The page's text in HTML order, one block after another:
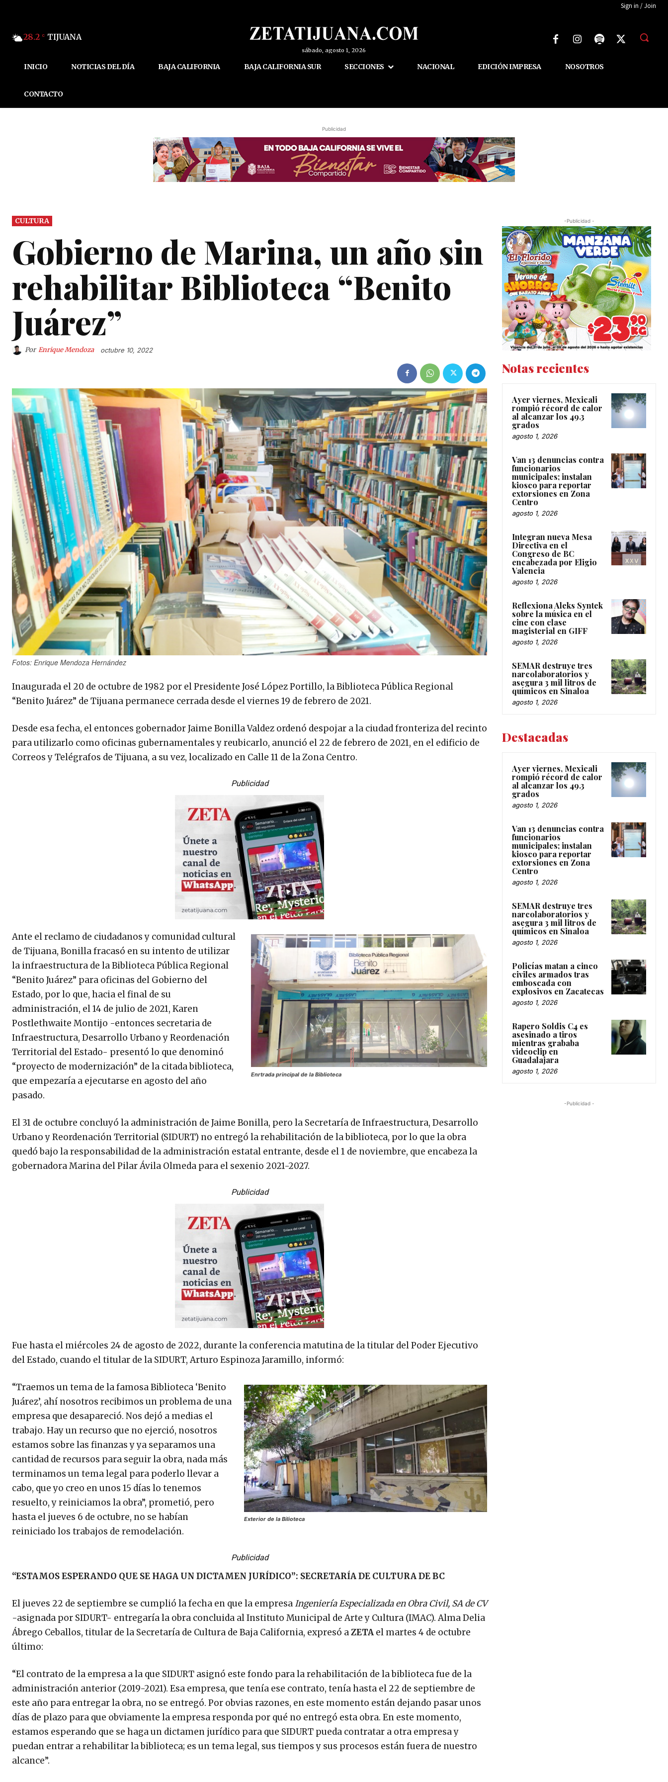
Sign in / Join
28.2 C TIJUANA
sábado, agosto 1, 2026
INICIO NOTICIAS DEL DÍA BAJA CALIFORNIA BAJA CALIFORNIA SUR SECCIONES NACIONAL EDICIÓN IMPRESA NOSOTROS
CONTACTO
Publicidad
CULTURA
Gobierno de Marina, un año sin
rehabilitar Biblioteca “Benito
Juárez”
Por Enrique Mendoza octubre 10, 2022
Fotos: Enrique Mendoza Hernández
Inaugurada el 20 de octubre de 1982 por el Presidente José López Portillo, la Biblioteca Pública Regional
“Benito Juárez” de Tijuana permanece cerrada desde el viernes 19 de febrero de 2021.
Desde esa fecha, el entonces gobernador Jaime Bonilla Valdez ordenó despojar a la ciudad fronteriza del recinto
para utilizarlo como oficinas gubernamentales y reubicarlo, anunció el 22 de febrero de 2021, en el edificio de
Correos y Telégrafos de Tijuana, a su vez, localizado en Calle 11 de la Zona Centro.
Publicidad
Enrtrada principal de la Biblioteca
Ante el reclamo de ciudadanos y comunidad cultural
de Tijuana, Bonilla fracasó en su intento de utilizar
la infraestructura de la Biblioteca Pública Regional
“Benito Juárez” para oficinas del Gobierno del
Estado, por lo que, hacia el final de su
administración, el 14 de julio de 2021, Karen
Postlethwaite Montijo -entonces secretaria de
Infraestructura, Desarrollo Urbano y Reordenación
Territorial del Estado- presentó lo que denominó
“proyecto de modernización” de la citada biblioteca,
que empezaría a ejecutarse en agosto del año
pasado.
El 31 de octubre concluyó la administración de Jaime Bonilla, pero la Secretaría de Infraestructura, Desarrollo
Urbano y Reordenación Territorial (SIDURT) no entregó la rehabilitación de la biblioteca, por lo que la obra
quedó bajo la responsabilidad de la administración estatal entrante, desde el 1 de noviembre, que encabeza la
gobernadora Marina del Pilar Ávila Olmeda para el sexenio 2021-2027.
Publicidad
Fue hasta el miércoles 24 de agosto de 2022, durante la conferencia matutina de la titular del Poder Ejecutivo
del Estado, cuando el titular de la SIDURT, Arturo Espinoza Jaramillo, informó:
Exterior de la Bilioteca
“Traemos un tema de la famosa Biblioteca ‘Benito
Juárez’, ahí nosotros recibimos un problema de una
empresa que desapareció. Nos dejó a medias el
trabajo. Hay un recurso que no ejerció, nosotros
estamos sobre las finanzas y ya separamos una
cantidad de recursos para seguir la obra, nada más
terminamos un tema legal para poderlo llevar a
cabo, que yo creo en unos 15 días lo tenemos
resuelto, y reiniciamos la obra”, prometió, pero
hasta el jueves 6 de octubre, no se habían
reiniciado los trabajos de remodelación.
Publicidad
“ESTAMOS ESPERANDO QUE SE HAGA UN DICTAMEN JURÍDICO”: SECRETARÍA DE CULTURA DE BC
El jueves 22 de septiembre se cumplió la fecha en que la empresaIngeniería Especializada en Obra Civil, SA de CV
-asignada por SIDURT- entregaría la obra concluida al Instituto Municipal de Arte y Cultura (IMAC). Alma Delia
Ábrego Ceballos, titular de la Secretaría de Cultura de Baja California, expresó aZETA el martes 4 de octubre
último:
“El contrato de la empresa a la que SIDURT asignó este fondo para la rehabilitación de la biblioteca fue de la
administración anterior (2019-2021). Esa empresa, que tenía ese contrato, tenía hasta el 22 de septiembre de
este año para entregar la obra, no se entregó. Por obvias razones, en este momento están dejando pasar unos
días de plazo para que obviamente la empresa responda por qué no entregó esta obra. En este momento,
estamos esperando que se haga un dictamen jurídico para que SIDURT pueda contratar a otra empresa y
puedan entrar a rehabilitar la biblioteca; es un tema legal, sus tiempos y sus procesos están fuera de nuestro
alcance”.
-Publicidad -
Notas recientes
Ayer viernes, Mexicali
rompió récord de calor
al alcanzar los 49.3
grados
agosto 1, 2026
Van 13 denuncias contra
funcionarios
municipales; instalan
kiosco para reportar
extorsiones en Zona
Centro
agosto 1, 2026
Integran nueva Mesa
Directiva en el
Congreso de BC
encabezada por Eligio
Valencia
agosto 1, 2026
Reflexiona Aleks Syntek
sobre la música en el
cine con clase
magisterial en GIFF
agosto 1, 2026
SEMAR destruye tres
narcolaboratorios y
asegura 3 mil litros de
químicos en Sinaloa
agosto 1, 2026
Destacadas
Ayer viernes, Mexicali
rompió récord de calor
al alcanzar los 49.3
grados
agosto 1, 2026
Van 13 denuncias contra
funcionarios
municipales; instalan
kiosco para reportar
extorsiones en Zona
Centro
agosto 1, 2026
SEMAR destruye tres
narcolaboratorios y
asegura 3 mil litros de
químicos en Sinaloa
agosto 1, 2026
Policías matan a cinco
civiles armados tras
emboscada con
explosivos en Zacatecas
agosto 1, 2026
Rapero Soldis C4 es
asesinado a tiros
mientras grababa
videoclip en
Guadalajara
agosto 1, 2026
-Publicidad -